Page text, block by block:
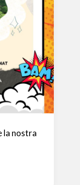
la nostra